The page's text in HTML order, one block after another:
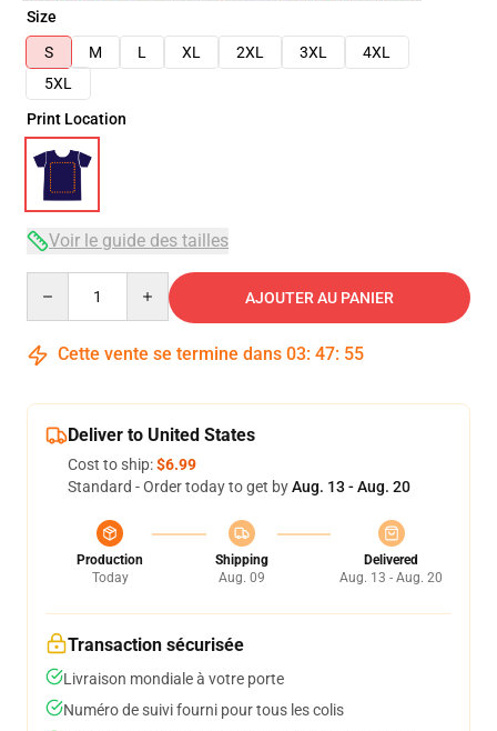
Size
S
M L XL 2XL 3XL
4XL
5XL
Print Location
Voir le guide des tailles
AJOUTER AU PANIER
Cette vente se termine dans 03: 47: 54
Deliver to United States
Cost to ship:$6.99
Standard - Order today to get byAug. 13 - Aug. 20
Production
Today
Shipping
Aug. 09
Delivered
Aug. 13 - Aug. 20
Transaction sécurisée
Livraison mondiale à votre porte
Numéro de suivi fourni pour tous les colis